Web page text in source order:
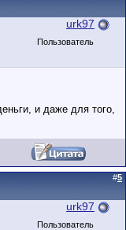
urk97
Пользователь
и даже для того,
#5
urk97
Пользователь